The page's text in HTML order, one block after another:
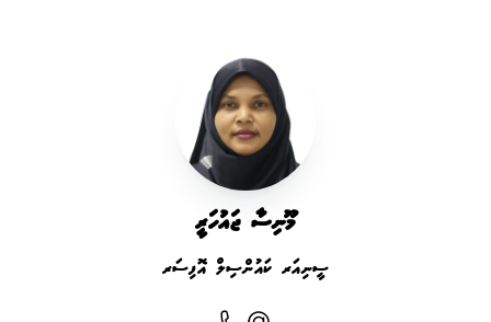
މޫނިސާ ޖައުހަރީ
ސީނިއަރ ކައުންސިލް އޮފިސަރ